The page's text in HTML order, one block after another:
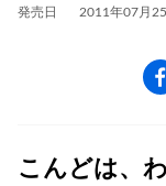
発売日 2011年07月25
こんどは、